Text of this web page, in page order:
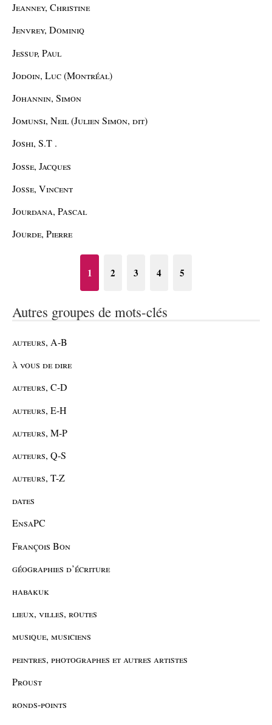
Jeanney, Christine
Jenvrey, Dominiq
Jessup, Paul
Jodoin, Luc (Montréal)
Johannin, Simon
Jomunsi, Neil (Julien Simon, dit)
Joshi, S.T .
Josse, Jacques
Josse, Vincent
Jourdana, Pascal
Jourde, Pierre
1 2 3 4 5
Autres groupes de mots-clés
auteurs, A-B
à vous de dire
auteurs, C-D
auteurs, E-H
auteurs, M-P
auteurs, Q-S
auteurs, T-Z
dates
EnsaPC
François Bon
géographies d’écriture
habakuk
lieux, villes, routes
musique, musiciens
peintres, photographes et autres artistes
Proust
ronds-points